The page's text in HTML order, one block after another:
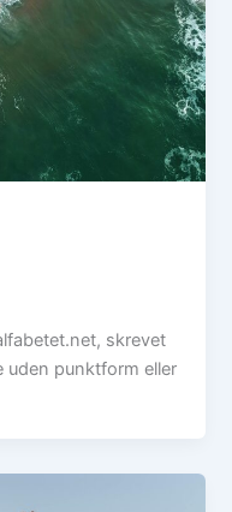
skrevet
uden punktform eller